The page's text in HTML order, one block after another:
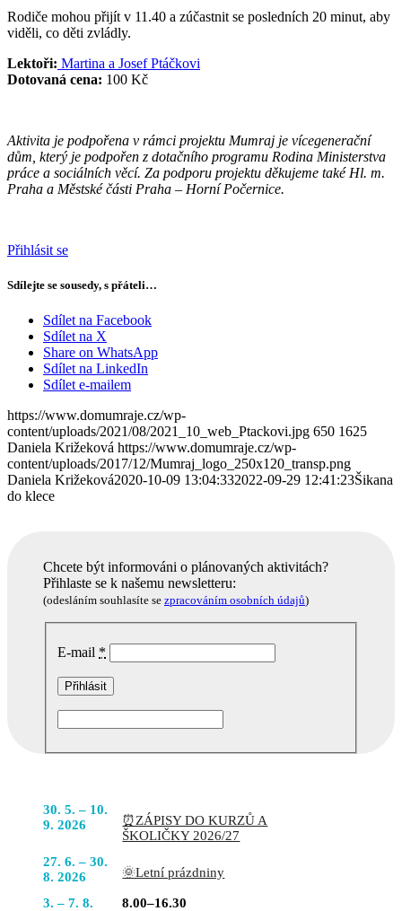
Rodiče mohou přijít v 11.40 a zúčastnit se posledních 20 minut, aby
viděli, co děti zvládly.
Lektoři: Martina a Josef Ptáčkovi
Dotovaná cena: 100 Kč
Aktivita je podpořena v rámci projektu Mumraj je vícegenerační
dům, který je podpořen z dotačního programu Rodina Ministerstva
práce a sociálních věcí. Za podporu projektu děkujeme také Hl. m.
Praha a Městské části Praha – Horní Počernice.
Přihlásit se
Sdílejte se sousedy, s přáteli…
Sdílet na Facebook
Sdílet na X
Share on WhatsApp
Sdílet na LinkedIn
Sdílet e-mailem
https://www.domumraje.cz/wp-
content/uploads/2021/08/2021_10_web_Ptackovi.jpg 650 1625
Daniela Križeková https://www.domumraje.cz/wp-
content/uploads/2017/12/Mumraj_logo_250x120_transp.png
Daniela Križeková2020-10-09 13:04:332022-09-29 12:41:23Šikana
do klece
Chcete být informováni o plánovaných aktivitách?
Přihlaste se k našemu newsletteru:
(odesláním souhlasíte se zpracováním osobních údajů)
E-mail *
30. 5. – 10.
9. 2026
⏰ZÁPISY DO KURZŮ A
ŠKOLIČKY 2026/27
27. 6. – 30.
8. 2026
🌞Letní prázdniny
3. – 7. 8.
8.00–16.30